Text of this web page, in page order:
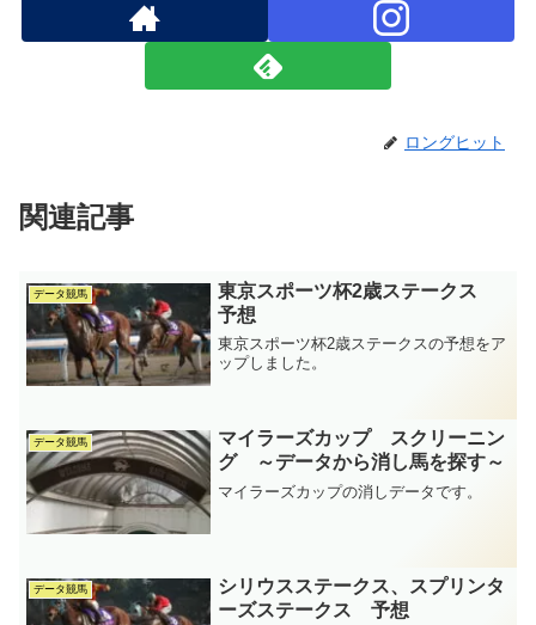
ロングヒット
関連記事
データ競馬
東京スポーツ杯2歳ステークス
予想
東京スポーツ杯2歳ステークスの予想をア
ップしました。
データ競馬
マイラーズカップ スクリーニン
グ ～データから消し馬を探す～
マイラーズカップの消しデータです。
データ競馬
シリウスステークス、スプリンタ
ーズステークス 予想